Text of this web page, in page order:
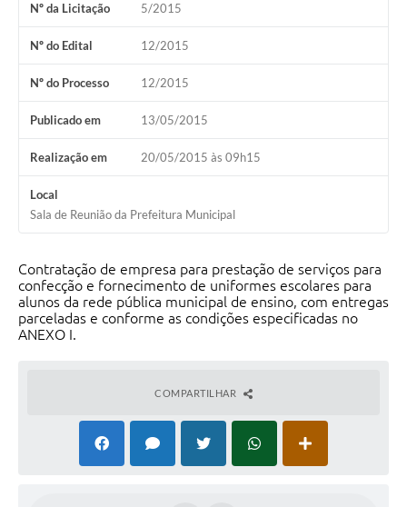
Obras
Contas Públicas
Telefones Úteis
Agenda
Ouvidoria
Nº da Licitação 5/2015
Nº do Edital 12/2015
Nº do Processo 12/2015
Publicado em 13/05/2015
Realização em 20/05/2015 às 09h15
Local
Sala de Reunião da Prefeitura Municipal
Contratação de empresa para prestação de serviços para
confecção e fornecimento de uniformes escolares para
alunos da rede pública municipal de ensino, com entregas
parceladas e conforme as condições especificadas no
ANEXO I.
COMPARTILHAR